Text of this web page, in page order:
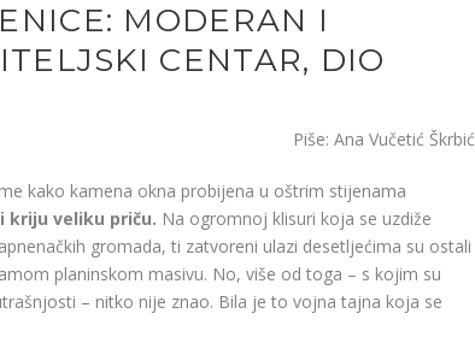
MODERAN I
CENTAR, DIO
Piše: Ana Vučetić Škrbić
kako kamena okna probijena u oštrim stijenama
kriju veliku priču. Na ogromnoj klisuri koja se uzdiže
gromada, ti zatvoreni ulazi desetljećima su ostali
planinskom masivu. No, više od toga – s kojim su
– nitko nije znao. Bila je to vojna tajna koja se